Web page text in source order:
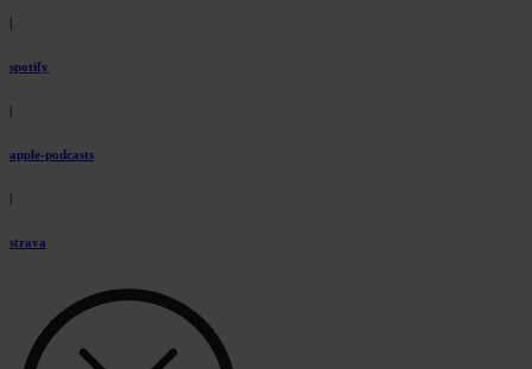
|
spotify
|
apple-podcasts
|
strava